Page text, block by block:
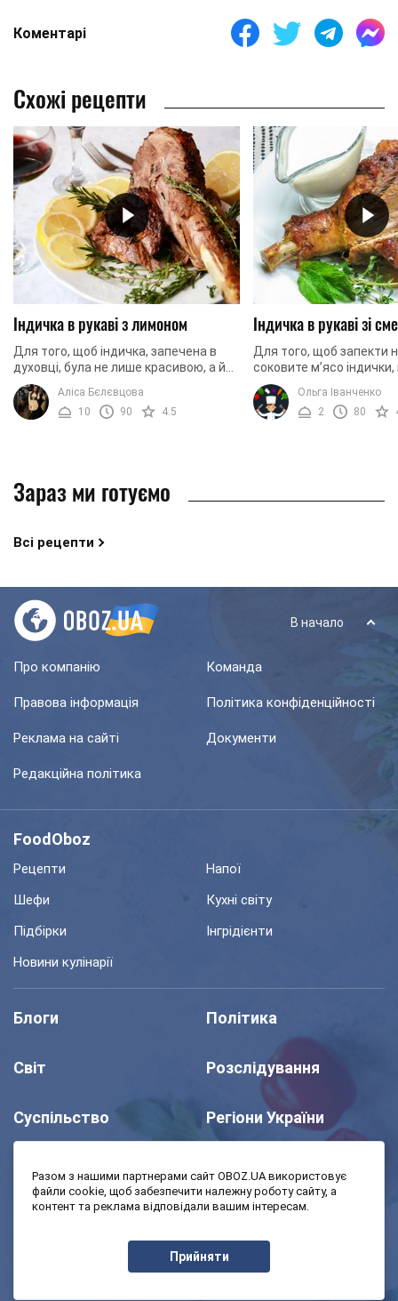
Коментарі
Схожі рецепти
Індичка в рукаві з лимоном
Для того, щоб індичка, запечена в
духовці, була не лише красивою, а й
надзвичайно смачною, її потрібно
правильно замаринувати. Для цього
ми ...
Аліса Бєлєвцова
10
90 4.5
Індичка в рукаві зі
Для того, щоб запекти
соковите м’ясо індички,
знати декілька нюансів
Тому сьогодні ми вам
розповімо, ...
Ольга Іванченко
2
80
Зараз ми готуємо
Всі рецепти
В начало
Про компанію Команда
Правова інформація Політика конфіденційності
Реклама на сайті Документи
Редакційна політика
FoodOboz
Рецепти
Напої
Шефи
Кухні світу
Підбірки
Інгрідієнти
Новини кулінарії
Блоги Політика
Світ Розслідування
Суспільство Регіони України
Шоу Спорт
Моя школа
Економіка
Разом з нашими партнерами сайт OBOZ.UA використовує
файли cookie, щоб забезпечити належну роботу сайту, а
контент та реклама відповідали вашим інтересам.
Прийняти